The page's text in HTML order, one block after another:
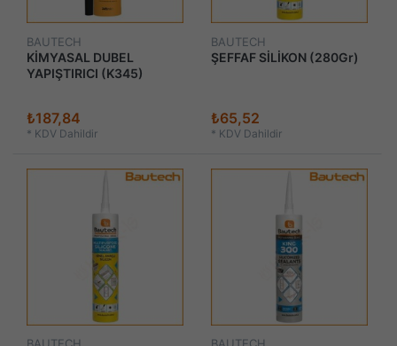
BAUTECH
KİMYASAL DUBEL
YAPIŞTIRICI (K345)
₺187,84
* KDV Dahildir
BAUTECH
ŞEFFAF SİLİKON (280Gr)
₺65,52
* KDV Dahildir